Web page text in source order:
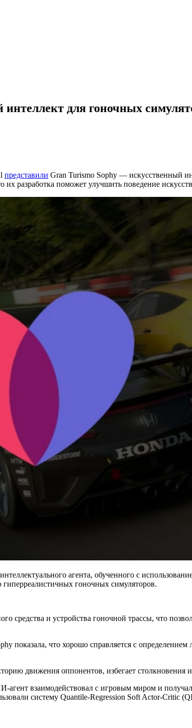
для гоночных
представили Gran Turismo Sophy — искусственный
разработка поможет улучшить поведение
агента, обученного с
гоночных симуляторов.
и устройства гоночной трассы, что
показала, что хорошо справляется с
движения оппонентов, избегает столкновения
взаимодействовал с игровым миром и
систему Quantile-Regression Soft Actor-Critic